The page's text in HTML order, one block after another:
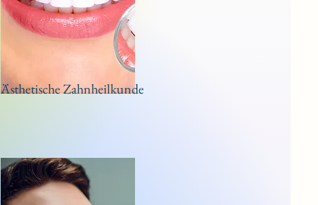
Ästhetische Zahnheilkunde